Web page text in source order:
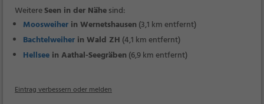
WeitereSeen in der Nähesind:
Moosweiher in Wernetshausen (3,1 km entfernt)
Bachtelweiher in Wald ZH (4,1 km entfernt)
Hellsee in Aathal-Seegräben (6,9 km entfernt)
Eintrag verbessern oder melden